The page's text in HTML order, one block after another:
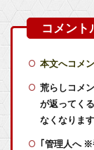
きまぐれオレン
【艦これ】デイ
【艦これ】けー
本文へコメ
荒らしコメ
が返ってく
なくなります
｢管理人へ